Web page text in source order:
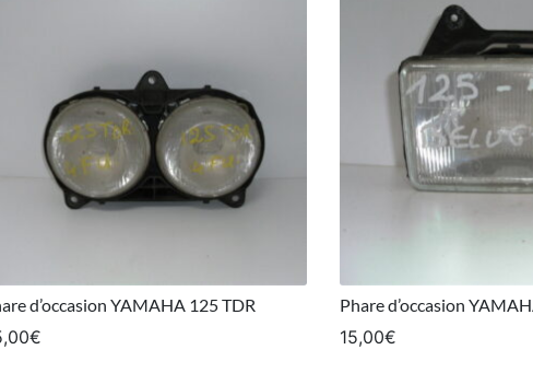
d’occasion YAMAHA 125 TDR
€
Phare d’occasion
15,00€